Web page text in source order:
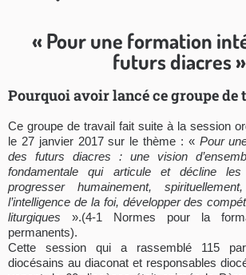
« Pour une formation
futurs diacres »
Pourquoi avoir lancé ce groupe de
Ce groupe de travail fait suite à la session
le 27 janvier 2017 sur le thème : « Pour
des futurs diacres : une vision
fondamentale qui articule et décline
progresser humainement,
l’intelligence de la foi, développer des
liturgiques ».(4-1 Normes pour la
permanents).
Cette session qui a rassemblé 115
diocésains au diaconat et responsables